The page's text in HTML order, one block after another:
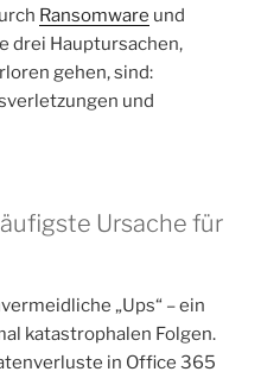
Ransomware und
drei Hauptursachen,
gehen, sind:
und
Ursache für
„Ups“ – ein
katastrophalen Folgen.
in Office 365